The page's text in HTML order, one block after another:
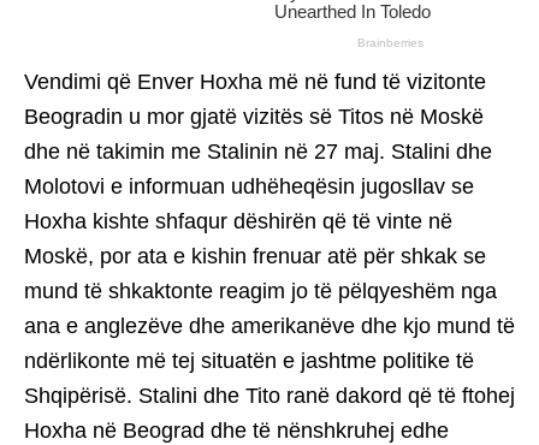
Vendimi që Enver Hoxha më në fund të vizitonte
Beogradin u mor gjatë vizitës së Titos në Moskë
dhe në takimin me Stalinin në 27 maj. Stalini dhe
Molotovi e informuan udhëheqësin jugosllav se
Hoxha kishte shfaqur dëshirën që të vinte në
Moskë, por ata e kishin frenuar atë për shkak se
mund të shkaktonte reagim jo të pëlqyeshëm nga
ana e anglezëve dhe amerikanëve dhe kjo mund të
ndërlikonte më tej situatën e jashtme politike të
Shqipërisë. Stalini dhe Tito ranë dakord që të ftohej
Hoxha në Beograd dhe të nënshkruhej edhe